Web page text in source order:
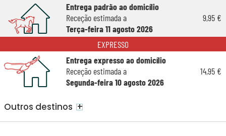
Entrega padrão ao domicílio
Receção estimada a
Terça-feira 11 agosto 2026
9,95 €
EXPRESSO
Entrega expresso ao domicílio
Receção estimada a
Segunda-feira 10 agosto 2026
14,95 €
Outros destinos +